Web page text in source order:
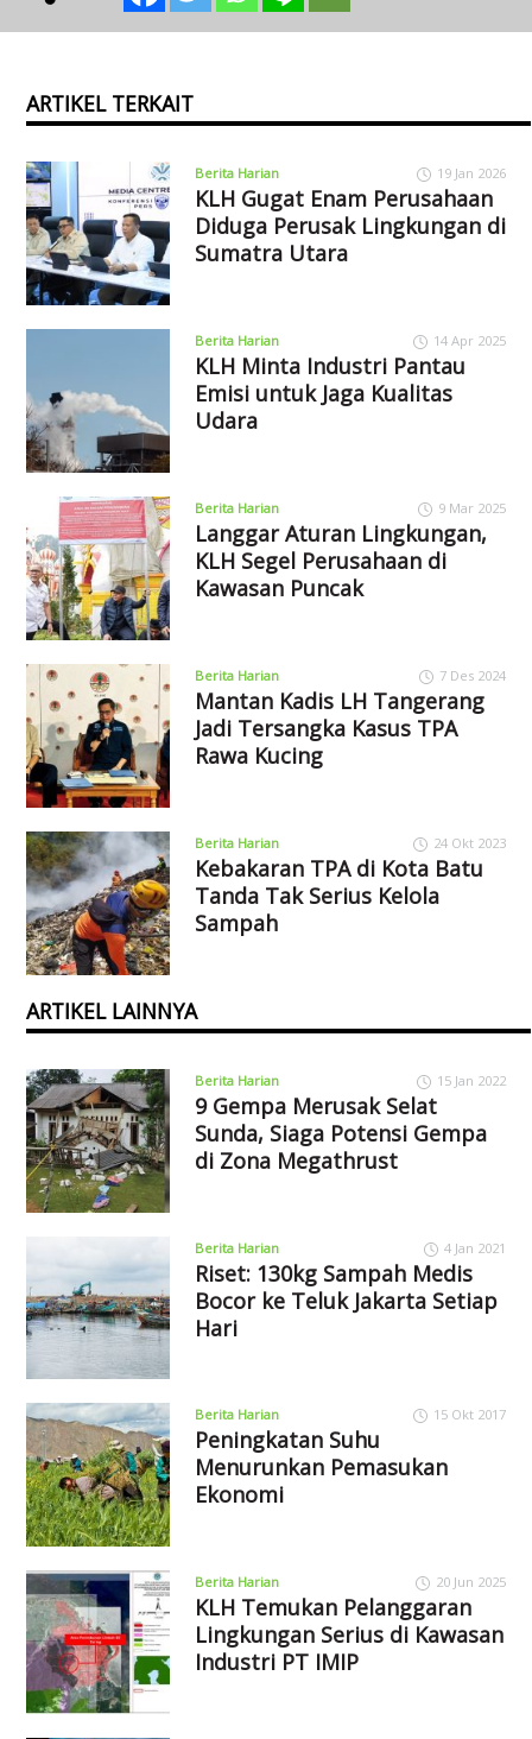
ARTIKEL TERKAIT
Berita Harian 19 Jan 2026
KLH Gugat Enam Perusahaan
Diduga Perusak Lingkungan di
Sumatra Utara
Berita Harian 14 Apr 2025
KLH Minta Industri Pantau
Emisi untuk Jaga Kualitas
Udara
Berita Harian 9 Mar 2025
Langgar Aturan Lingkungan,
KLH Segel Perusahaan di
Kawasan Puncak
Berita Harian 7 Des 2024
Mantan Kadis LH Tangerang
Jadi Tersangka Kasus TPA
Rawa Kucing
Berita Harian 24 Okt 2023
Kebakaran TPA di Kota Batu
Tanda Tak Serius Kelola
Sampah
ARTIKEL LAINNYA
Berita Harian 15 Jan 2022
9 Gempa Merusak Selat
Sunda, Siaga Potensi Gempa
di Zona Megathrust
Berita Harian 4 Jan 2021
Riset: 130kg Sampah Medis
Bocor ke Teluk Jakarta Setiap
Hari
Berita Harian 15 Okt 2017
Peningkatan Suhu
Menurunkan Pemasukan
Ekonomi
Berita Harian 20 Jun 2025
KLH Temukan Pelanggaran
Lingkungan Serius di Kawasan
Industri PT IMIP